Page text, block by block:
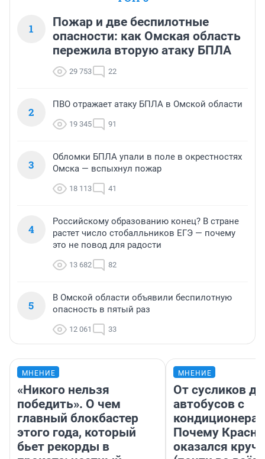
1
Пожар и две беспилотные
опасности: как Омская область
пережила вторую атаку БПЛА
29 753 22
2
ПВО отражает атаку БПЛА в Омской области
19 345 91
3
Обломки БПЛА упали в поле в окрестностях
Омска — вспыхнул пожар
18 113 41
4
Российскому образованию конец? В стране
растет число стобалльников ЕГЭ — почему
это не повод для радости
13 682 82
5
В Омской области объявили беспилотную
опасность в пятый раз
12 061 33
МНЕНИЕ
«Никого нельзя
победить». О чем
главный блокбастер
этого года, который
бьет рекорды в
МНЕНИЕ
От сусликов до
автобусов с
Почему
оказался